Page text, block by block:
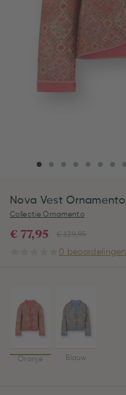
Nova Vest
Collectie Ornamento
€ 129,95
€ 77,95
0 beoordelingen
Oranje Blauw